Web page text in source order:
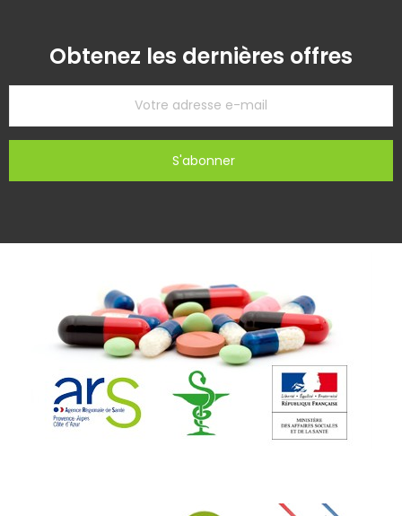
Obtenez les dernières offres
S'abonner